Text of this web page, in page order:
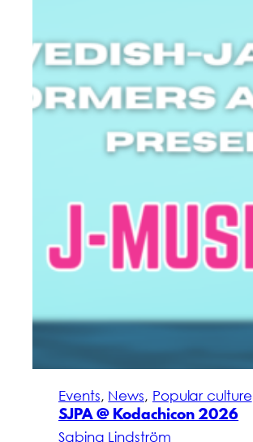
Events, News, Popular culture
SJPA @ Kodachicon 2026
Sabina Lindström